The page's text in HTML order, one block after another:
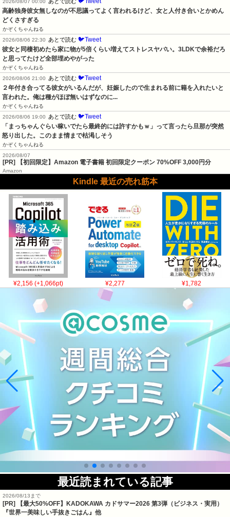
2026/08/07 00:00
高齢独身彼女無しなのが不思議ってよく言われるけど、女と人付き合いとかめん
どくさすぎる
かぞくちゃんねる
2026/08/06 22:30
あとで読む 🐦Tweet
彼女と同棲初めたら家に物が5倍くらい増えてストレスヤバい。3LDKで余裕だろ
と思ってたけど全部埋めやがった
かぞくちゃんねる
2026/08/06 21:00
あとで読む 🐦Tweet
２年付き合ってる彼女がいるんだが、妊娠したので生まれる前に籍を入れたいと
言われた。俺は種がほぼ無いはずなのに...
かぞくちゃんねる
2026/08/06 19:00
あとで読む 🐦Tweet
「まっちゃんぐらい稼いでたら最終的には許すかもｗ」って言ったら旦那が突然
怒り出した。このまま情まで枯渇しそう
かぞくちゃんねる
2026/08/07
[PR] 【初回限定】Amazon 電子書籍 初回限定クーポン 70%OFF 3,000円分
Amazon
Kindle 最近の売れ筋本
¥2,156 (+1,066pt) ¥2,277 ¥1,782
最近読まれている記事
2026/08/13まで
[PR]
【最大50%OFF】KADOKAWA カドサマー2026 第3弾（ビジネス・実用）
『世界一美味しい手抜きごはん』他